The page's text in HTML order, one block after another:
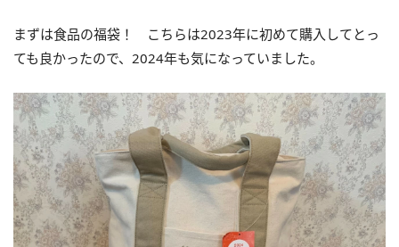
まずは食品の福袋！ こちらは2023年に初めて購入してとっ
ても良かったので、2024年も気になっていました。